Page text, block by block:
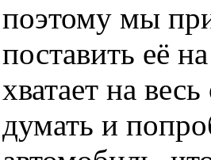
поэтому мы
поставить её
хватает на
думать и